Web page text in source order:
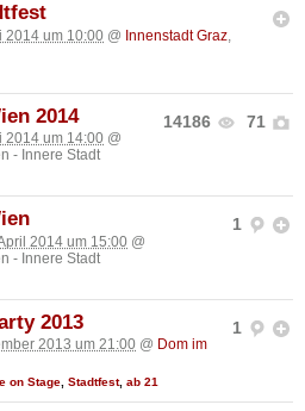
2014 um 10:00 @ Innenstadt Graz
14186 71
2014
2014 um 14:00 @
- Innere Stadt
1
2014 um 15:00 @
- Innere Stadt
1
2013
2013 um 21:00 @ Dom im
on Stage Stadtfest, ab 21